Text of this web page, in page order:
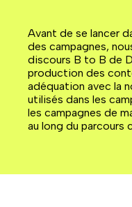
Avant de se lancer
des campagnes,
discours B to B de
production des
adéquation avec la
utilisés dans les
les campagnes de
au long du parcours